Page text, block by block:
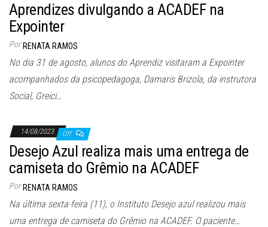
Aprendizes divulgando a ACADEF na
Expointer
Por RENATA RAMOS
No dia 31 de agosto, alunos do Aprendiz visitaram a Expointer
acompanhados da psicopedagoga, Damaris Brizola, da instrutora
Social, Greici…
14/08/2023 Off
Desejo Azul realiza mais uma entrega de
camiseta do Grêmio na ACADEF
Por RENATA RAMOS
Na última sexta-feira (11), o Instituto Desejo azul realizou mais
uma entrega de camiseta do Grêmio na ACADEF. O paciente…